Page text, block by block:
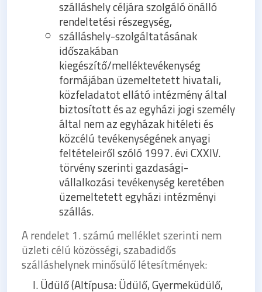
szálláshely céljára szolgáló önálló
rendeltetési részegység,
szálláshely-szolgáltatásának
időszakában
kiegészítő/melléktevékenység
formájában üzemeltetett hivatali,
közfeladatot ellátó intézmény által
biztosított és az egyházi jogi személy
által nem az egyházak hitéleti és
közcélú tevékenységének anyagi
feltételeiről szóló 1997. évi CXXIV.
törvény szerinti gazdasági-
vállalkozási tevékenység keretében
üzemeltetett egyházi intézményi
szállás.
A rendelet 1. számú melléklet szerinti nem
üzleti célú közösségi, szabadidős
szálláshelynek minősülő létesítmények:
Üdülő (Altípusa: Üdülő, Gyermeküdülő,